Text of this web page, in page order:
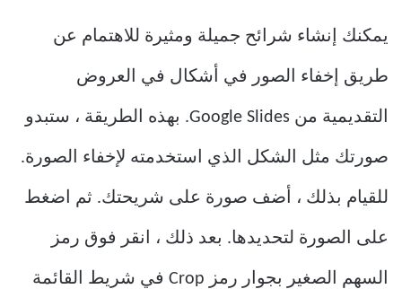
يمكنك إنشاء شرائح جميلة ومثيرة للاهتمام عن
طريق إخفاء الصور في أشكال في العروض
التقديمية من Google Slides. بهذه الطريقة ، ستبدو
صورتك مثل الشكل الذي استخدمته لإخفاء الصورة.
للقيام بذلك ، أضف صورة على شريحتك. ثم اضغط
على الصورة لتحديدها. بعد ذلك ، انقر فوق رمز
السهم الصغير بجوار رمز Crop في شريط القائمة